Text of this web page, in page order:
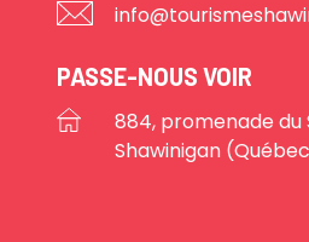
PASSE-NOUS VOIR
884, promenade du
Shawinigan